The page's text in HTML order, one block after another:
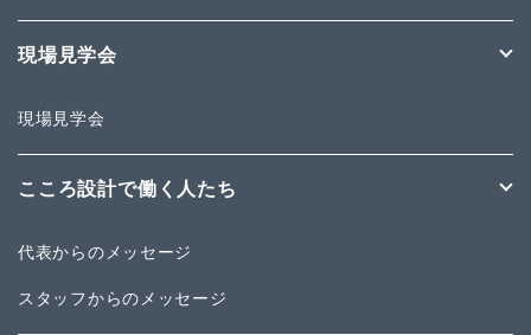
現場見学会
現場見学会
こころ設計で働く人たち
代表からのメッセージ
スタッフからのメッセージ